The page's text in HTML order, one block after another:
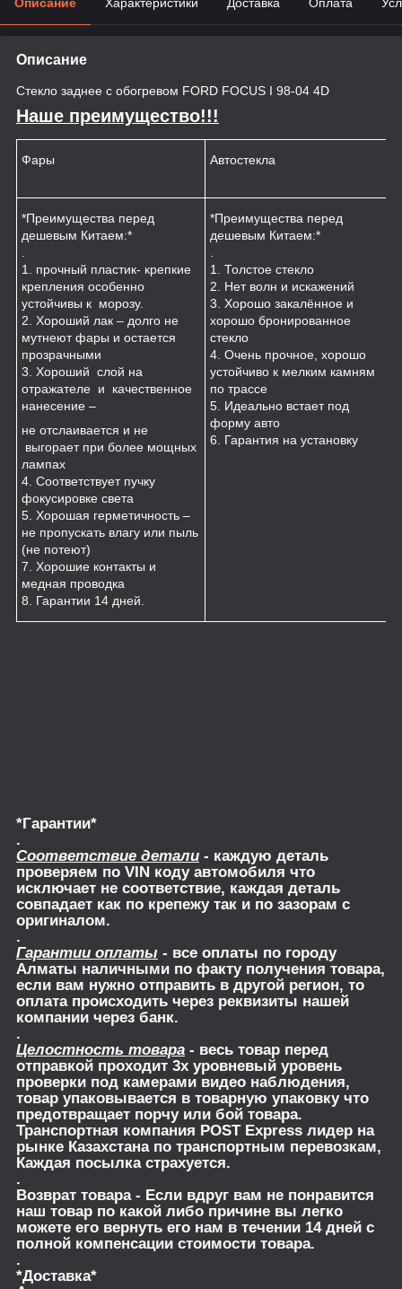
Описание
Стекло заднее с обогревом FORD FOCUS I 98-04 4D
Наше преимущество!!!
Фары Автостекла
*Преимущества перед
дешевым Китаем:*
.
1. прочный пластик- крепкие
крепления особенно
устойчивы к морозу.
2. Хороший лак – долго не
мутнеют фары и остается
прозрачными
3. Хороший слой на
отражателе и качественное
нанесение –
не отслаивается и не
выгорает при более мощных
лампах
4. Соответствует пучку
фокусировке света
5. Хорошая герметичность –
не пропускать влагу или пыль
(не потеют)
7. Хорошие контакты и
медная проводка
8. Гарантии 14 дней.
*Преимущества перед
дешевым Китаем:*
.
1. Толстое стекло
2. Нет волн и искажений
3. Хорошо закалённое и
хорошо бронированное
стекло
4. Очень прочное, хорошо
устойчиво к мелким камням
по трассе
5. Идеально встает под
форму авто
6. Гарантия на установку
*Гарантии*
.
Соответствие детали - каждую деталь
проверяем по VIN коду автомобиля что
исключает не соответствие, каждая деталь
совпадает как по крепежу так и по зазорам с
оригиналом.
.
Гарантии оплаты - все оплаты по городу
Алматы наличными по факту получения товара,
если вам нужно отправить в другой регион, то
оплата происходить через реквизиты нашей
компании через банк.
.
Целостность товара - весь товар перед
отправкой проходит 3х уровневый уровень
проверки под камерами видео наблюдения,
товар упаковывается в товарную упаковку что
предотвращает порчу или бой товара.
Транспортная компания POST Express лидер на
рынке Казахстана по транспортным перевозкам,
Каждая посылка страхуется.
.
Возврат товара- Если вдруг вам не понравится
наш товар по какой либо причине вы легко
можете его вернуть его нам в течении 14 дней с
полной компенсации стоимости товара.
.
*Доставка*